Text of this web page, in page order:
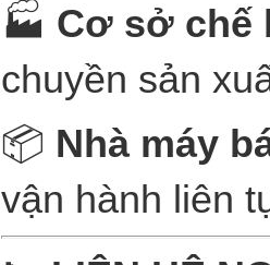
🏭 Cơ sở chế
chuyền sản
📦 Nhà máy
vận hành liên